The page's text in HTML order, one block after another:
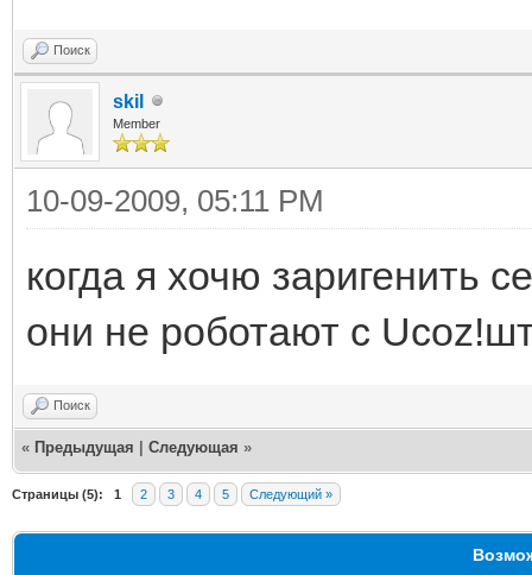
Поиск
skil
Member
10-09-2009, 05:11 PM
когда я хочю заригенить
они не роботают с
Поиск
« Предыдущая Следующая »
Страницы (5): 1 2 3 4 5 Следующий »